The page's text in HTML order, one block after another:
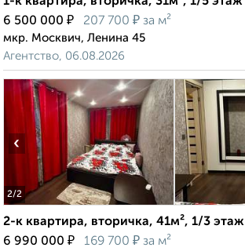
6 500 000 ₽ 207 700 ₽ за м²
мкр. Москвич, Ленина 45
Агентство, 06.08.2026
2/2
‹
2-к квартира, вторичка, 41м², 1/3 этаж
6 990 000 ₽ 169 700 ₽ за м²